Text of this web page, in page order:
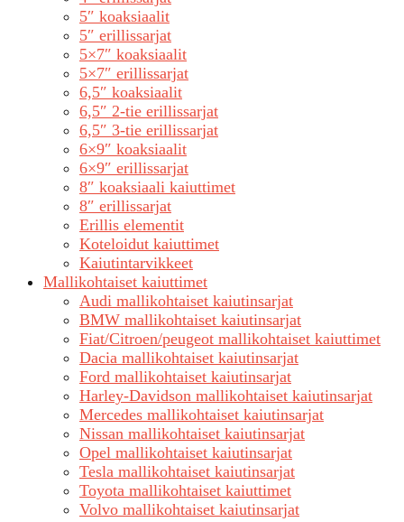
5″ koaksiaalit
5″ erillissarjat
5×7″ koaksiaalit
5×7″ erillissarjat
6,5″ koaksiaalit
6,5″ 2-tie erillissarjat
6,5″ 3-tie erillissarjat
6×9″ koaksiaalit
6×9″ erillissarjat
8″ koaksiaali kaiuttimet
8″ erillissarjat
Erillis elementit
Koteloidut kaiuttimet
Kaiutintarvikkeet
Mallikohtaiset kaiuttimet
Audi mallikohtaiset kaiutinsarjat
BMW mallikohtaiset kaiutinsarjat
Fiat/Citroen/peugeot mallikohtaiset kaiuttimet
Dacia mallikohtaiset kaiutinsarjat
Ford mallikohtaiset kaiutinsarjat
Harley-Davidson mallikohtaiset kaiutinsarjat
Mercedes mallikohtaiset kaiutinsarjat
Nissan mallikohtaiset kaiutinsarjat
Opel mallikohtaiset kaiutinsarjat
Tesla mallikohtaiset kaiutinsarjat
Toyota mallikohtaiset kaiuttimet
Volvo mallikohtaiset kaiutinsarjat